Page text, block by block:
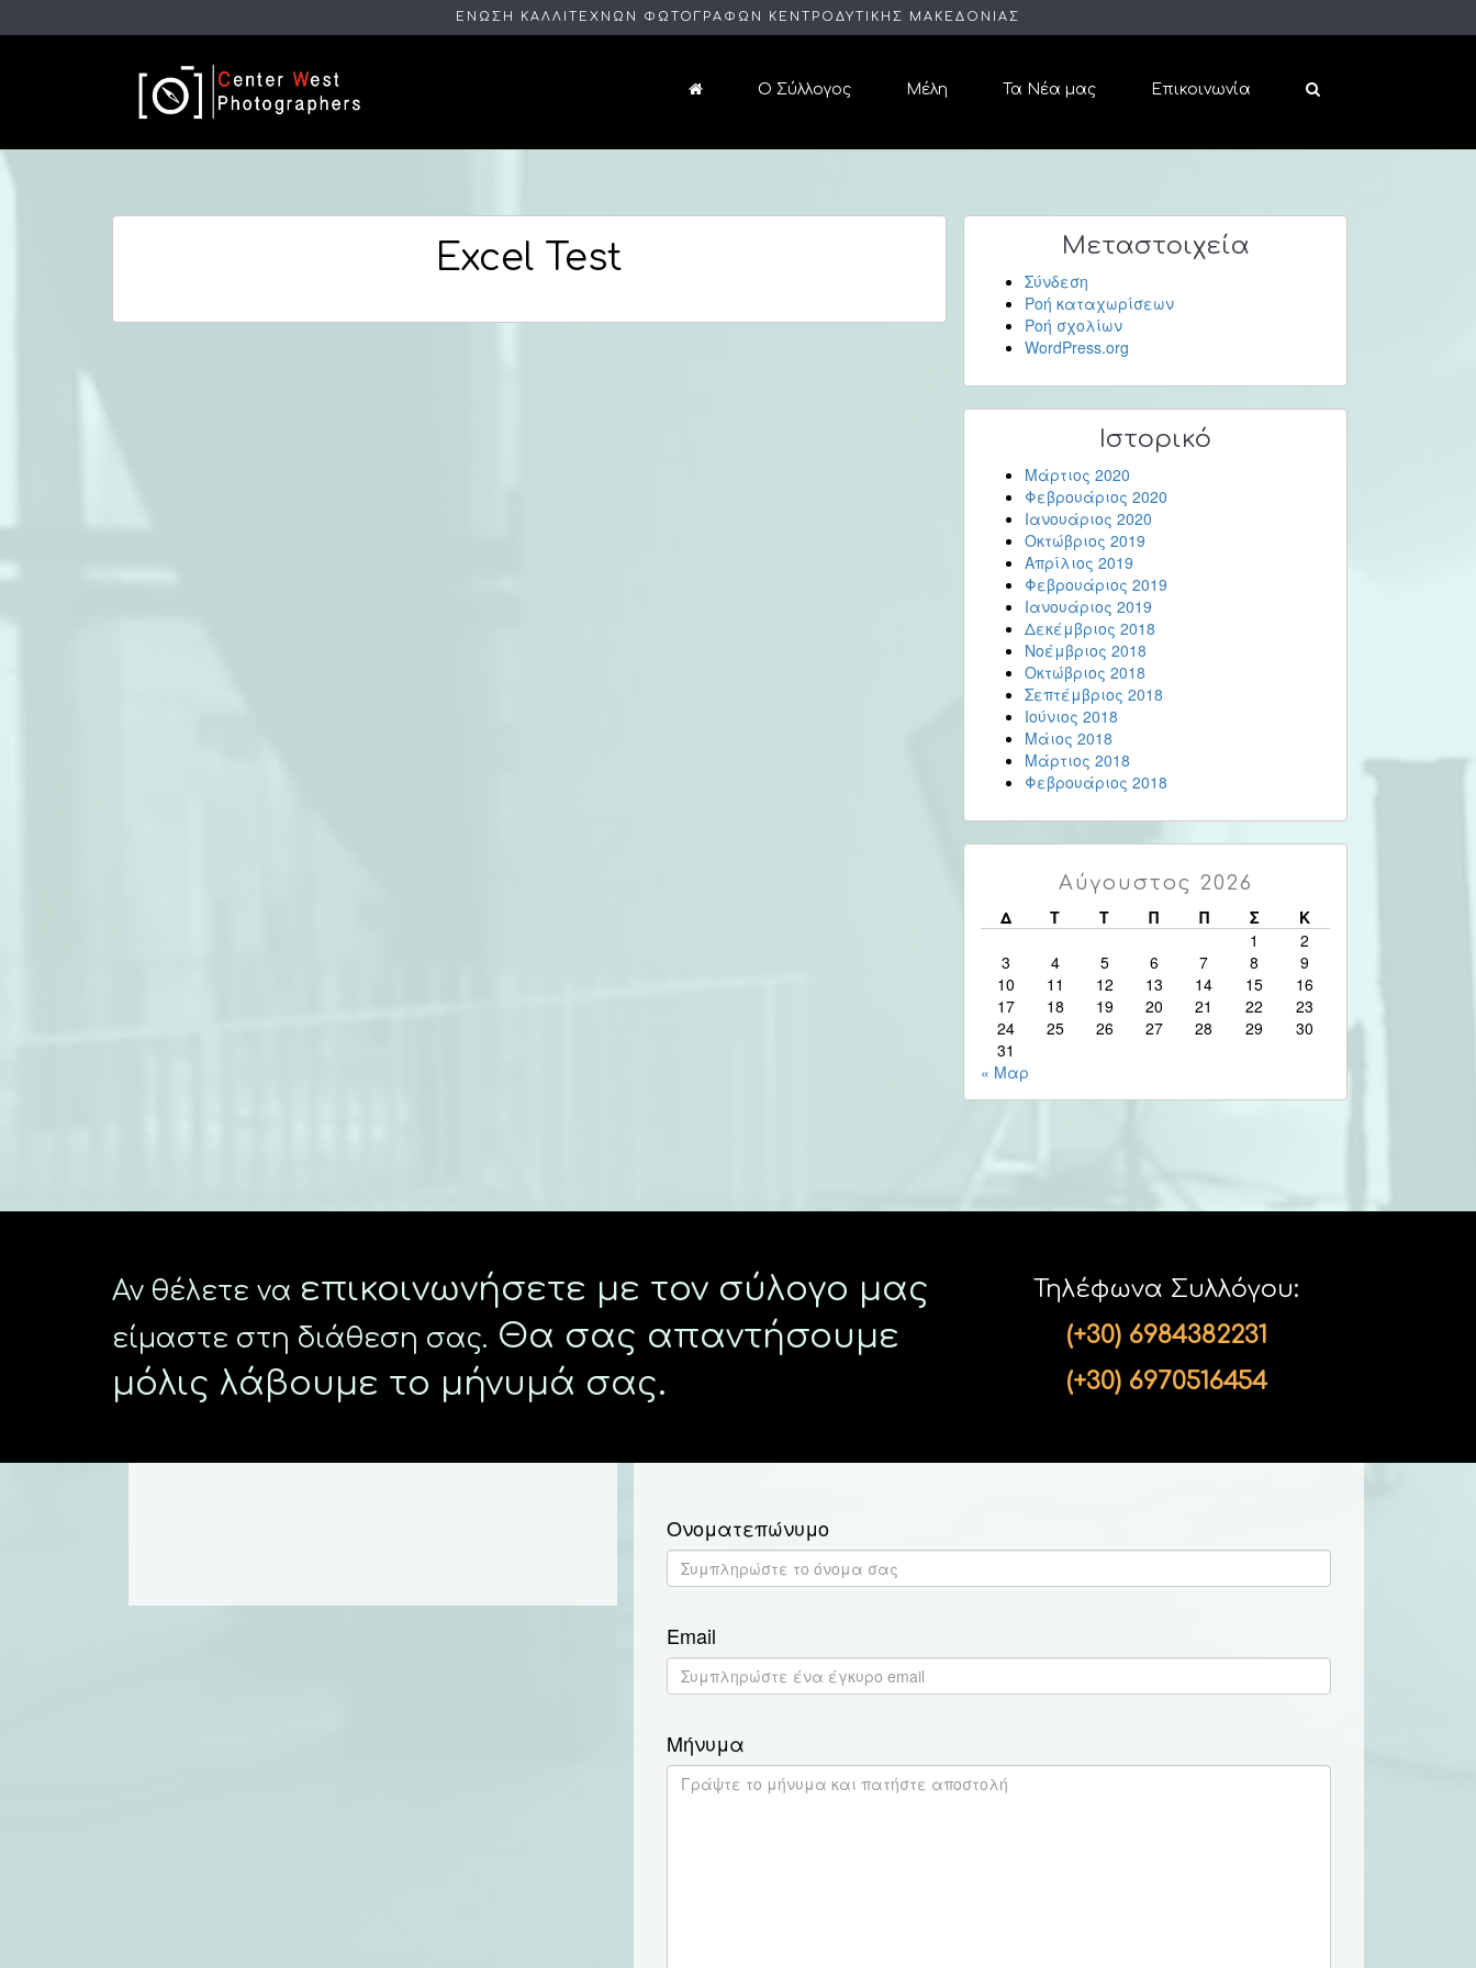
ΕΝΩΣΗ ΚΑΛΛΙΤΕΧΝΩΝ ΦΩΤΟΓΡΑΦΩΝ ΚΕΝΤΡΟΔΥΤΙΚΗΣ ΜΑΚΕΔΟΝΙΑΣ
Ο Σύλλογος Μέλη Τα Νέα μας Επικοινωνία
Excel Test Μεταστοιχεία
Σύνδεση
Ροή καταχωρίσεων
Ροή σχολίων
WordPress.org
Ιστορικό
Μάρτιος 2020
Φεβρουάριος 2020
Ιανουάριος 2020
Οκτώβριος 2019
Απρίλιος 2019
Φεβρουάριος 2019
Ιανουάριος 2019
Δεκέμβριος 2018
Νοέμβριος 2018
Οκτώβριος 2018
Σεπτέμβριος 2018
Ιούνιος 2018
Μάιος 2018
Μάρτιος 2018
Φεβρουάριος 2018
Αύγουστος 2026
Δ
Τ Τ Π Π Σ
Κ
1
2
3
4 5 6 7 8
9
10
11 12 13 14 15
16
17
18 19 20 21 22
23
24
25 26 27 28 29
30
31
« Μαρ
Αν θέλετε να επικοινωνήσετε με τον σύλογο μας
είμαστε στη διάθεση σας. Θα σας απαντήσουμε
μόλις λάβουμε το μήνυμά σας.
Τηλέφωνα Συλλόγου:
(+30) 6984382231
(+30) 6970516454
Ονοματεπώνυμο
Email
Μήνυμα